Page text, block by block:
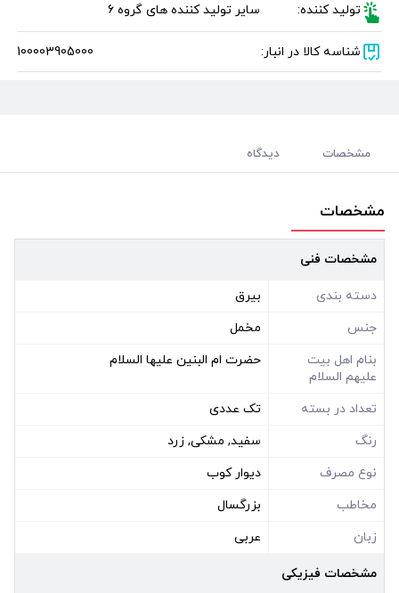
تولید کننده: سایر تولید کننده های گروه 6
شناسه کالا در انبار: 100003905000
مشخصات دیدگاه
مشخصات
مشخصات فنی
دسته بندی
بیرق
جنس
مخمل
بنام اهل بیت
علیهم السلام
حضرت ام البنین علیها السلام
تعداد در بسته
تک عددی
رنگ
سفید, مشکی, زرد
نوع مصرف
دیوار کوب
مخاطب
بزرگسال
زبان
عربی
مشخصات فیزیکی